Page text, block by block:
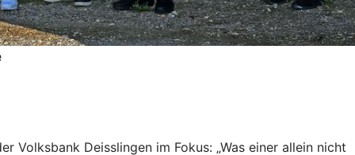
Volksbank Deisslingen im Fokus: „Was einer allein nicht